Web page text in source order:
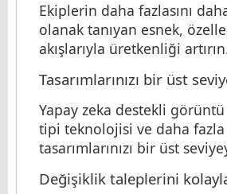
Ekiplerin daha fazlasını
olanak tanıyan esnek,
akışlarıyla üretkenliği
Tasarımlarınızı bir üst
Yapay zeka destekli
tipi teknolojisi ve daha
tasarımlarınızı bir üst
Değişiklik taleplerini